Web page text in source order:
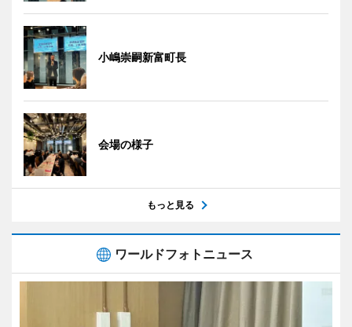
小嶋崇嗣新富町長
会場の様子
もっと見る
ワールドフォトニュース